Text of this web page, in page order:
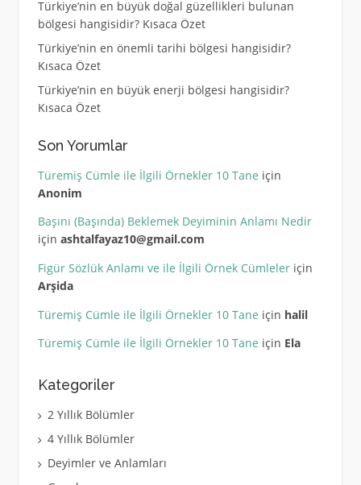
Türkiye’nin en büyük doğal güzellikleri bulunan
bölgesi hangisidir? Kısaca Özet
Türkiye’nin en önemli tarihi bölgesi hangisidir?
Kısaca Özet
Türkiye’nin en büyük enerji bölgesi hangisidir?
Kısaca Özet
Son Yorumlar
Türemiş Cümle ile İlgili Örnekler 10 Tane için
Anonim
Başını (Başında) Beklemek Deyiminin Anlamı Nedir
için ashtalfayaz10@gmail.com
Figür Sözlük Anlamı ve ile İlgili Örnek Cümleleriçin
Arşida
Türemiş Cümle ile İlgili Örnekler 10 Tane için halil
Türemiş Cümle ile İlgili Örnekler 10 Tane için Ela
Kategoriler
2 Yıllık Bölümler
4 Yıllık Bölümler
Deyimler ve Anlamları